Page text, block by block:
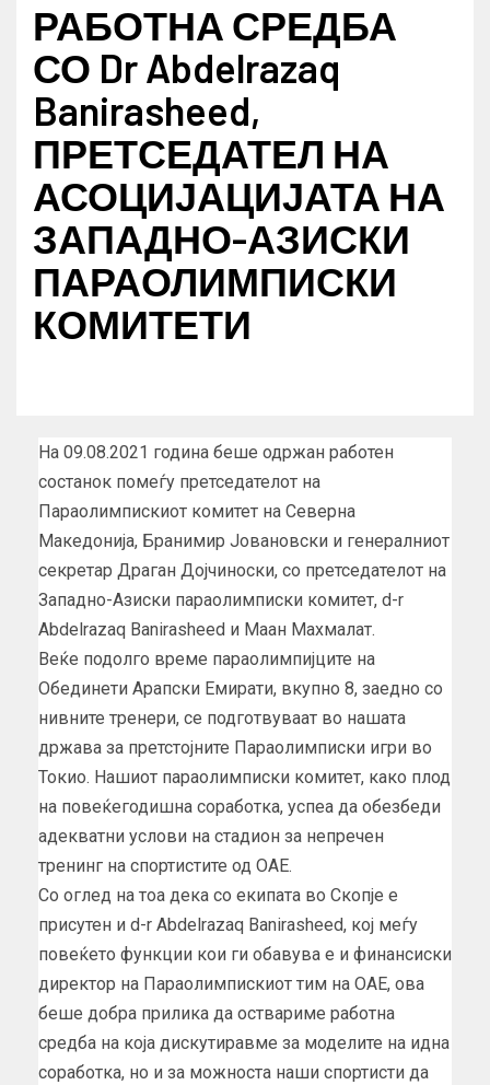
РАБОТНА СРЕДБА
СО Dr Abdelrazaq
Banirasheed,
ПРЕТСЕДАТЕЛ НА
АСОЦИЈАЦИЈАТА НА
ЗАПАДНО-АЗИСКИ
ПАРАОЛИМПИСКИ
КОМИТЕТИ
На 09.08.2021 година беше одржан работен
состанок помеѓу претседателот на
Параолимпискиот комитет на Северна
Македонија, Бранимир Јовановски и генералниот
секретар Драган Дојчиноски, со претседателот на
Западно-Азиски параолимписки комитет, d-r
Abdelrazaq Banirasheed и Маан Махмалат.
Веќе подолго време параолимпијците на
Обединети Арапски Емирати, вкупно 8, заедно со
нивните тренери, се подготвуваат во нашата
држава за претстојните Параолимписки игри во
Токио. Нашиот параолимписки комитет, како плод
на повеќегодишна соработка, успеа да обезбеди
адекватни услови на стадион за непречен
тренинг на спортистите од ОАЕ.
Со оглед на тоа дека со екипата во Скопје е
присутен и d-r Abdelrazaq Banirasheed, кој меѓу
повеќето функции кои ги обавува е и финансиски
директор на Параолимпискиот тим на ОАЕ, ова
беше добра прилика да оствариме работна
средба на која дискутиравме за моделите на идна
соработка, но и за можноста наши спортисти да